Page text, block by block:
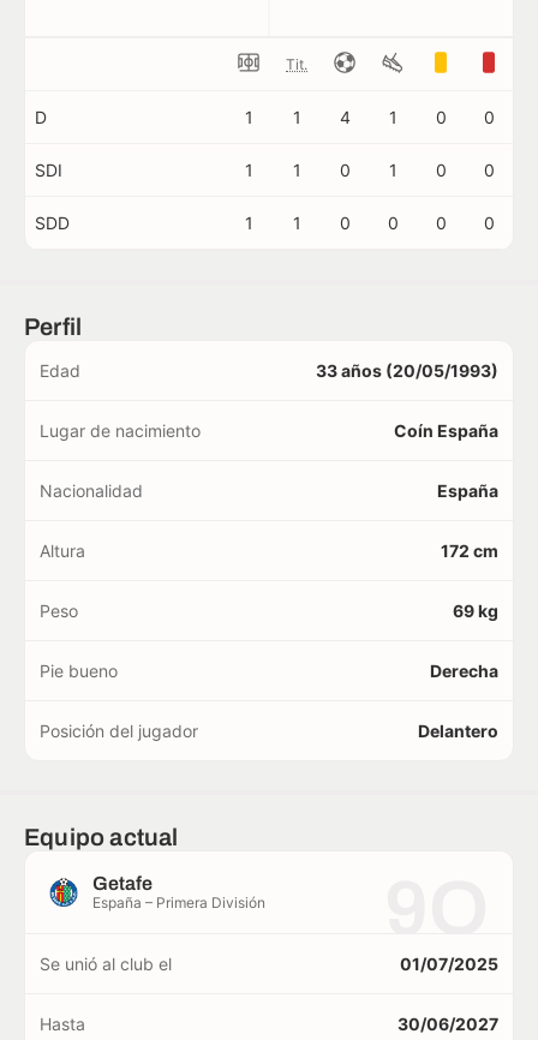
Tit.
D 1 1 4 1 0 0
SDI 1 1 0 1 0 0
SDD 1 1 0 0 0 0
Perfil
Edad 33 años (20/05/1993)
Lugar de nacimiento Coín España
Nacionalidad España
Altura 172 cm
Peso 69 kg
Pie bueno Derecha
Posición del jugador Delantero
Equipo actual
Getafe
España – Primera División
Se unió al club el 01/07/2025
Hasta 30/06/2027